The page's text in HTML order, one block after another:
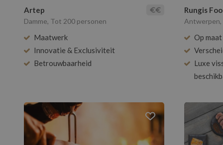
Artep
Damme, Tot 200 personen
Maatwerk
Innovatie & Exclusiviteit
Betrouwbaarheid
Rungis
Op
Luxe